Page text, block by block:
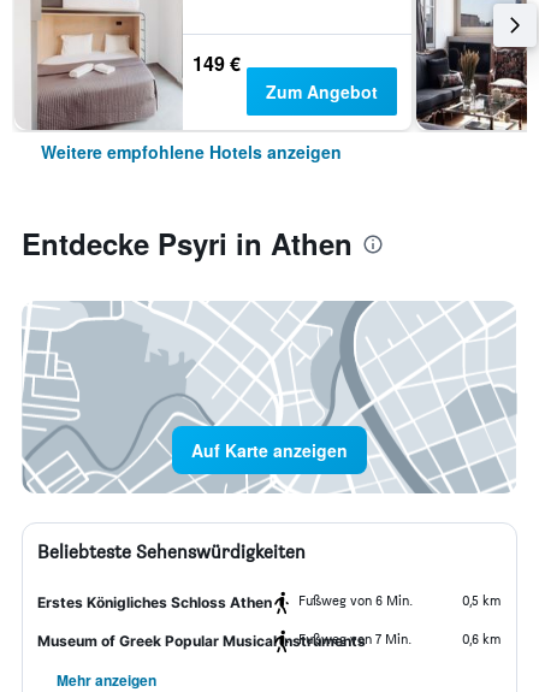
149 €
Zum Angebot
Weitere empfohlene Hotels anzeigen
Entdecke Psyri in Athen
Auf Karte anzeigen
Beliebteste Sehenswürdigkeiten
Erstes Königliches Schloss Athen Fußweg von 6 Min. 0,5 km
Museum of Greek Popular Musical Instruments
Fußweg von 7 Min. 0,6 km
Mehr anzeigen